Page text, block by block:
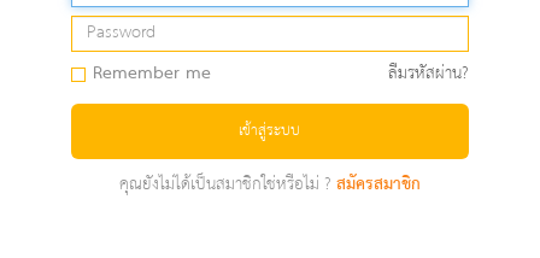
Remember me ลืมรหัสผ่าน?
เข้าสู่ระบบ
คุณยังไม่ได้เป็นสมาชิกใช่หรือไม่ ?สมัครสมาชิก